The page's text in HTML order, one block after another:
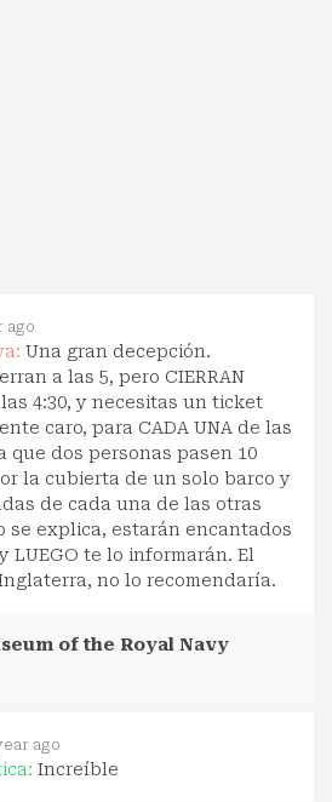
ago
Una gran decepción.
a las 5, pero CIERRAN
las 4:30, y necesitas un ticket
caro, para CADA UNA de las
que dos personas pasen 10
la cubierta de un solo barco y
de cada una de las otras
se explica, estarán encantados
LUEGO te lo informarán. El
no lo recomendaría.
of the Royal Navy
ago
Increíble